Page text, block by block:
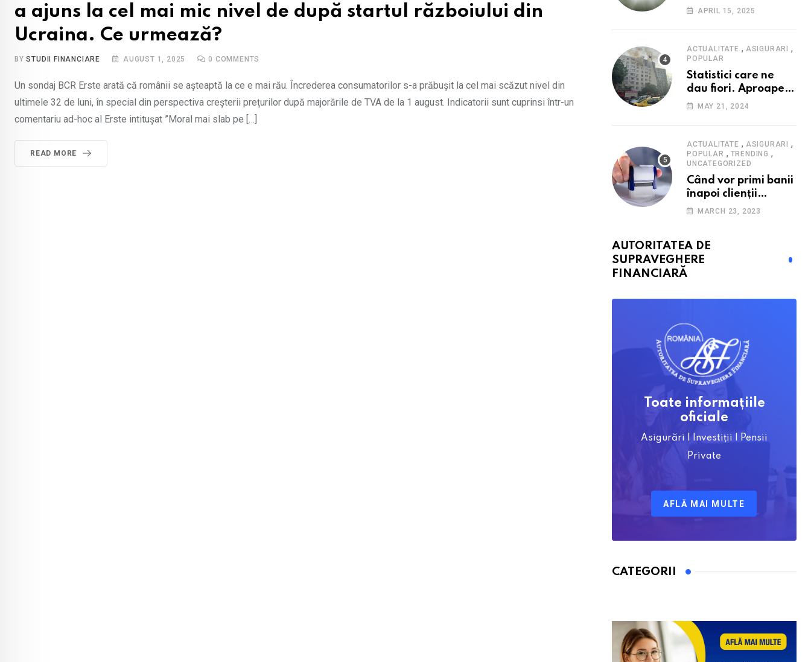
a ajuns la cel mai mic nivel de după startul războiului din
Ucraina. Ce urmează?
BYSTUDII FINANCIARE AUGUST 1, 2025 0 COMMENTS
Un sondaj BCR Erste arată că românii se așteaptă la ce e mai rău. Încrederea consumatorilor s-a prăbușit la cel mai scăzut nivel din
ultimele 32 de luni, în special din perspectiva creșterii prețurilor după majorările de TVA de la 1 august. Indicatorii sunt cuprinsi într-un
comentariu ad-hoc al Erste intitușat ”Moral mai slab pe […]
READ MORE
Consumatorii caută
scumpirilor, mai ales
la alimente
APRIL 15, 2025
ACTUALITATE , ASIGURARI ,
POPULAR
Statistici care ne
dau fiori. Aproape
20 de case ard zilnic
pagubele au
explodat. Cum te
poți proteja cu nici
40 de lei pe lună
MAY 21, 2024
ACTUALITATE , ASIGURARI ,
POPULAR , TRENDING ,
UNCATEGORIZED
Când vor primi banii
înapoi clienții
Euroins care
toate termenele
MARCH 23, 2023
AUTORITATEA DE
SUPRAVEGHERE
FINANCIARĂ
Toate informațiile
oficiale
Asigurări | Investiții | Pensii
Private
AFLĂ MAI MULTE
CATEGORII